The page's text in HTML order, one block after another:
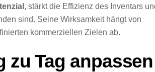
, stärkt die Effizienz des Inventars
sind. Seine Wirksamkeit hängt von
kommerziellen Zielen ab.
zu Tag anpassen